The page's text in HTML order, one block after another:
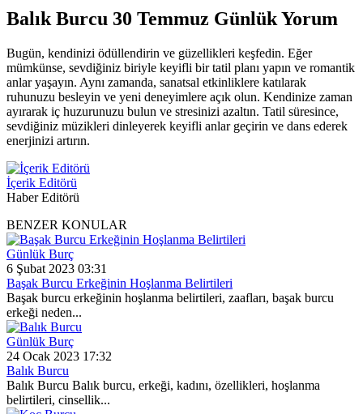
Balık Burcu 30 Temmuz Günlük Yorum
Bugün, kendinizi ödüllendirin ve güzellikleri keşfedin. Eğer
mümkünse, sevdiğiniz biriyle keyifli bir tatil planı yapın ve romantik
anlar yaşayın. Aynı zamanda, sanatsal etkinliklere katılarak
ruhunuzu besleyin ve yeni deneyimlere açık olun. Kendinize zaman
ayırarak iç huzurunuzu bulun ve stresinizi azaltın. Tatil süresince,
sevdiğiniz müzikleri dinleyerek keyifli anlar geçirin ve dans ederek
enerjinizi artırın.
İçerik Editörü
Haber Editörü
BENZER KONULAR
Günlük Burç
6 Şubat 2023 03:31
Başak Burcu Erkeğinin Hoşlanma Belirtileri
Başak burcu erkeğinin hoşlanma belirtileri, zaafları, başak burcu
erkeği neden...
Günlük Burç
24 Ocak 2023 17:32
Balık Burcu
Balık Burcu Balık burcu, erkeği, kadını, özellikleri, hoşlanma
belirtileri, cinsellik...